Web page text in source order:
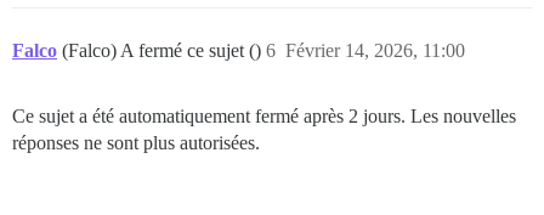
Falco (Falco) A fermé ce sujet () Février 14, 2026, 11:00
6
Ce sujet a été automatiquement fermé après 2 jours. Les nouvelles
réponses ne sont plus autorisées.